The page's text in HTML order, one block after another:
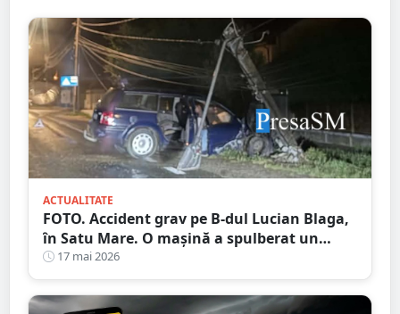
ACTUALITATE
FOTO. Accident grav pe B-dul Lucian Blaga,
în Satu Mare. O mașină a spulberat un
stâlp
17 mai 2026